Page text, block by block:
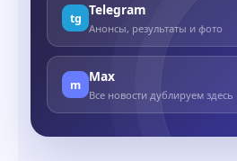
tg Telegram
Анонсы, результаты и фото
m Max
Все новости дублируем здесь